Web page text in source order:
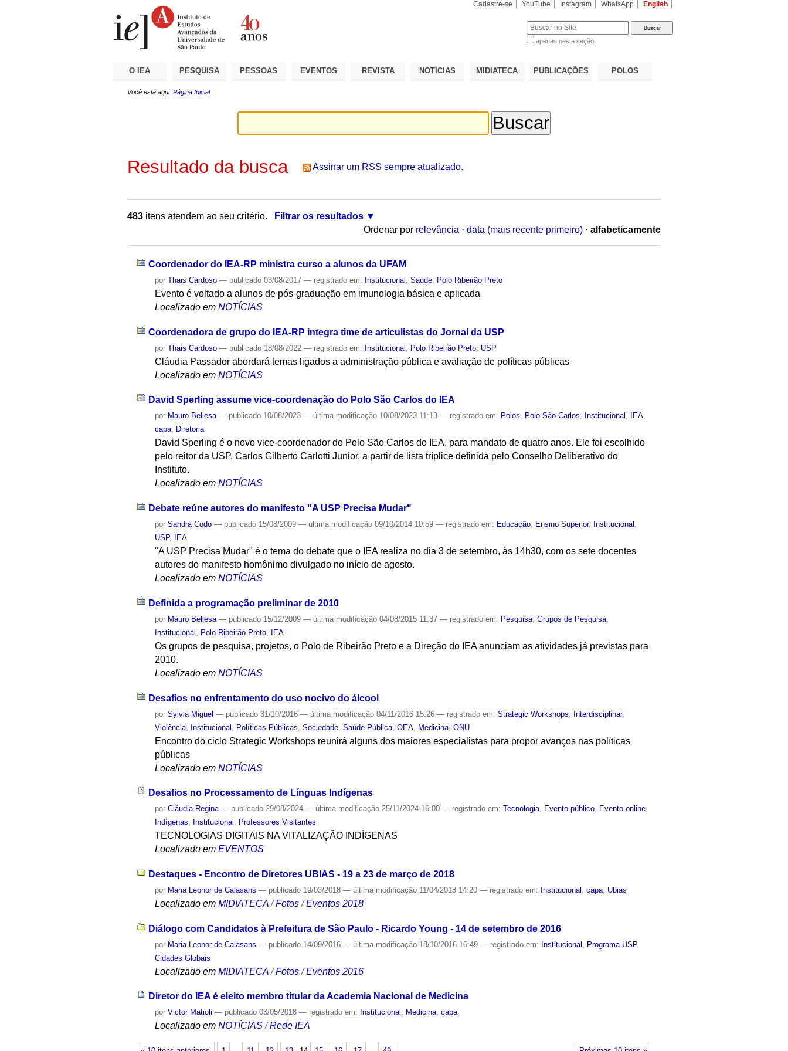
Cadastre-se YouTube Instagram WhatsApp English
apenas nesta seção
O IEA PESQUISA PESSOAS EVENTOS REVISTA NOTÍCIAS MIDIATECA PUBLICAÇÕES POLOS
Você está aqui: Página Inicial
Resultado da busca Assinar um RSS sempre atualizado.
483 itens atendem ao seu critério.
Filtrar os resultados
Ordenar por relevância · data (mais recente primeiro) · alfabeticamente
Coordenador do IEA-RP ministra curso a alunos da UFAM
porThais Cardoso — publicado 03/08/2017— registrado em: Institucional ,Saúde Polo Ribeirão Preto
Evento é voltado a alunos de pós-graduação em imunologia básica e aplicada
Localizado em NOTÍCIAS
Coordenadora de grupo do IEA-RP integra time de articulistas do Jornal da USP
porThais Cardoso — publicado 18/08/2022— registrado em: Institucional Polo Ribeirão Preto USP
Cláudia Passador abordará temas ligados a administração pública e avaliação de políticas públicas
Localizado em NOTÍCIAS
David Sperling assume vice-coordenação do Polo São Carlos do IEA
por Mauro Bellesa — publicado 10/08/2023— última modificação 10/08/2023 11:13— registrado em: Polos, Polo São Carlos, Institucional , IEA,
capa, Diretoria
David Sperling é o novo vice-coordenador do Polo São Carlos do IEA, para mandato de quatro anos. Ele foi escolhido
pelo reitor da USP, Carlos Gilberto Carlotti Junior, a partir de lista tríplice definida pelo Conselho Deliberativo do
Instituto.
Localizado em NOTÍCIAS
Debate reúne autores do manifesto "A USP Precisa Mudar"
porSandra Codo — publicado 15/08/2009— última modificação 09/10/2014 10:59— registrado em: Educação, Ensino Superior, Institucional ,
USP, IEA
"A USP Precisa Mudar" é o tema do debate que o IEA realiza no dia 3 de setembro, às 14h30, com os sete docentes
autores do manifesto homônimo divulgado no início de agosto.
Localizado em NOTÍCIAS
Definida a programação preliminar de 2010
por Mauro Bellesa — publicado 15/12/2009— última modificação 04/08/2015 11:37— registrado em: Pesquisa ,Grupos de Pesquisa
Institucional
Polo Ribeirão Preto IEA
Os grupos de pesquisa, projetos, o Polo de Ribeirão Preto e a Direção do IEA anunciam as atividades já previstas para
2010.
Localizado em NOTÍCIAS
Desafios no enfrentamento do uso nocivo do álcool
porSylvia Miguel — publicado 31/10/2016— última modificação 04/11/2016 15:26— registrado em:Strategic Workshops Interdisciplinar,
Violência Institucional Políticas Públicas ,Sociedade ,Saúde Pública ,OEA Medicina ,ONU
Encontro do ciclo Strategic Workshops reunirá alguns dos maiores especialistas para propor avanços nas políticas
públicas
Localizado em NOTÍCIAS
Desafios no Processamento de Línguas Indígenas
porCláudia Regina — publicado 29/08/2024— última modificação 25/11/2024 16:00— registrado em:Tecnologia, Evento público, Evento online,
Indígenas, Institucional , Professores Visitantes
TECNOLOGIAS DIGITAIS NA VITALIZAÇÃO INDÍGENAS
Localizado em EVENTOS
Destaques - Encontro de Diretores UBIAS - 19 a 23 de março de 2018
por Maria Leonor de Calasans — publicado 19/03/2018— última modificação 11/04/2018 14:20— registrado em: Institucional ,capa Ubias
Localizado em MIDIATECA /Fotos /Eventos 2018
Diálogo com Candidatos à Prefeitura de São Paulo - Ricardo Young - 14 de setembro de 2016
por Maria Leonor de Calasans — publicado 14/09/2016— última modificação 18/10/2016 16:49— registrado em: Institucional
Programa USP
Cidades Globais
Localizado em MIDIATECA /Fotos /Eventos 2016
Diretor do IEA é eleito membro titular da Academia Nacional de Medicina
porVictor Matioli — publicado 03/05/2018— registrado em: Institucional , Medicina,capa
Localizado em NOTÍCIAS /Rede IEA